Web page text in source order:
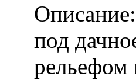
под
рельефом